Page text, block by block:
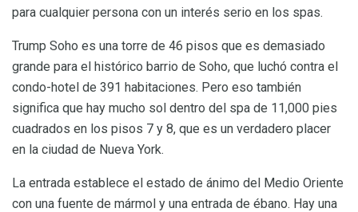
para cualquier persona con un interés serio en los spas.
Trump Soho es una torre de 46 pisos que es demasiado
grande para el histórico barrio de Soho, que luchó contra el
condo-hotel de 391 habitaciones. Pero eso también
significa que hay mucho sol dentro del spa de 11,000 pies
cuadrados en los pisos 7 y 8, que es un verdadero placer
en la ciudad de Nueva York.
La entrada establece el estado de ánimo del Medio Oriente
con una fuente de mármol y una entrada de ébano. Hay una